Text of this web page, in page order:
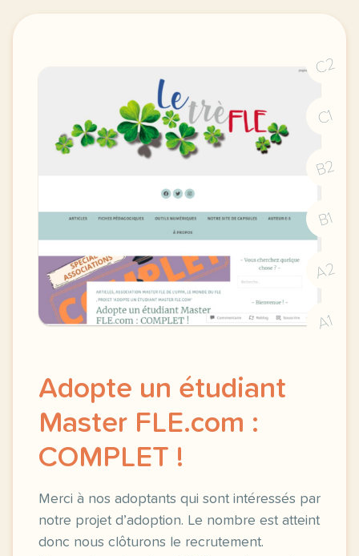
C2
C1
B2
B1
A2
A1
Adopte un étudiant
Master FLE.com :
COMPLET !
Merci à nos adoptants qui sont intéressés par
notre projet d’adoption. Le nombre est atteint
donc nous clôturons le recrutement.